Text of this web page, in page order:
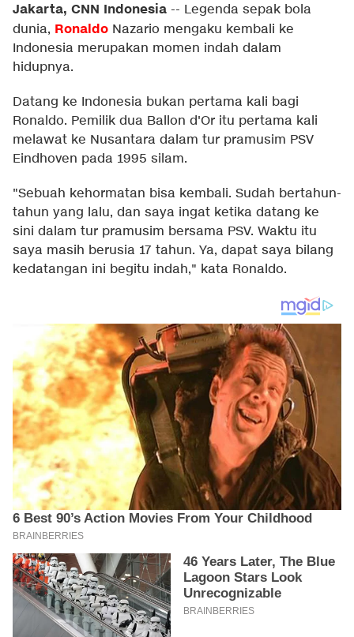
Jakarta, CNN Indonesia -- Legenda sepak bola
dunia, Ronaldo Nazario mengaku kembali ke
Indonesia merupakan momen indah dalam
hidupnya.
Datang ke Indonesia bukan pertama kali bagi
Ronaldo. Pemilik dua Ballon d'Or itu pertama kali
melawat ke Nusantara dalam tur pramusim PSV
Eindhoven pada 1995 silam.
"Sebuah kehormatan bisa kembali. Sudah bertahun-
tahun yang lalu, dan saya ingat ketika datang ke
sini dalam tur pramusim bersama PSV. Waktu itu
saya masih berusia 17 tahun. Ya, dapat saya bilang
kedatangan ini begitu indah," kata Ronaldo.